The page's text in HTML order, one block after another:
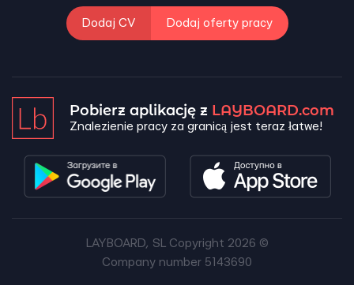
Dodaj CV Dodaj oferty pracy
Pobierz aplikację z LAYBOARD.com
Znalezienie pracy za granicą jest teraz łatwe!
LAYBOARD, SL Copyright 2026 ©
Company number 5143690